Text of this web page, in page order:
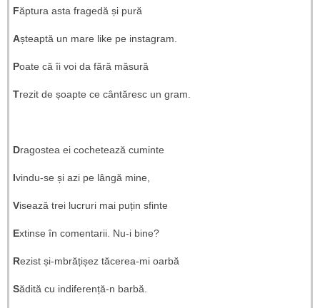
Făptura asta fragedă și pură
Așteaptă un mare like pe instagram.
Poate că îi voi da fără măsură
Trezit de șoapte ce cântăresc un gram.
Dragostea ei cochetează cuminte
Ivindu-se și azi pe lângă mine,
Visează trei lucruri mai puțin sfinte
Extinse în comentarii. Nu-i bine?
Rezist și-mbrățișez tăcerea-mi oarbă
Sădită cu indiferență-n barbă.